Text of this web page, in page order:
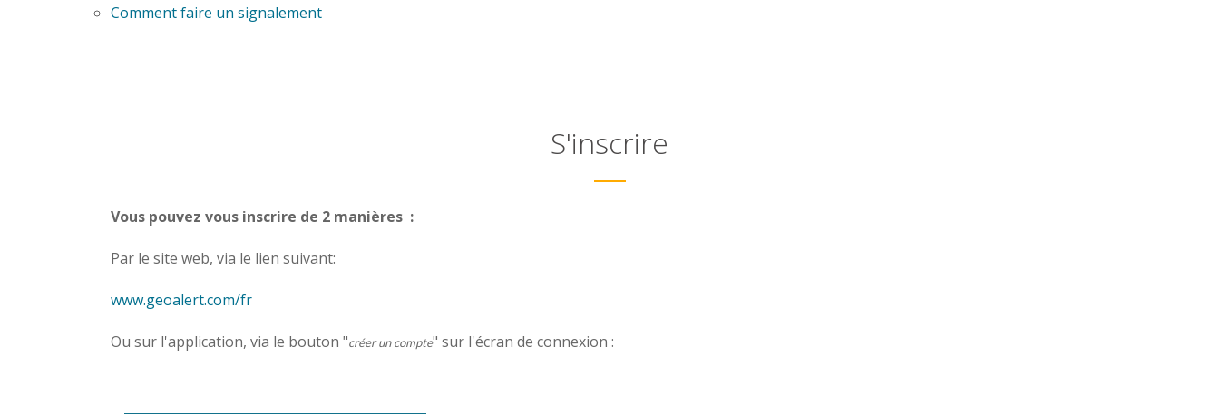
Comment faire un signalement
S'inscrire
Vous pouvez vous inscrire de 2 manières :
Par le site web, via le lien suivant:
www.geoalert.com/fr
Ou sur l'application, via le bouton "créer un compte" sur l'écran de connexion :